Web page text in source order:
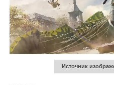
Источник